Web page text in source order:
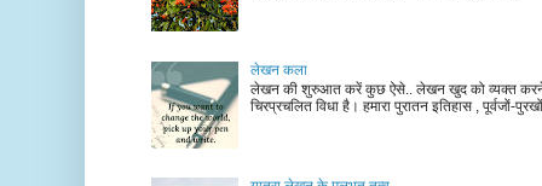
लेखन कला
लेखन की शुरुआत करें कुछ ऐसे.. लेखन खुद को व्यक्त
चिरप्रचलित विधा है। हमारा पुरातन इतिहास , पूर्वजों-